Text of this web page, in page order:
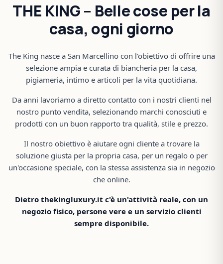
THE KING – Belle cose per la
casa, ogni giorno
The King nasce a San Marcellino con l'obiettivo di offrire una
selezione ampia e curata di biancheria per la casa,
pigiameria, intimo e articoli per la vita quotidiana.
Da anni lavoriamo a diretto contatto con i nostri clienti nel
nostro punto vendita, selezionando marchi conosciuti e
prodotti con un buon rapporto tra qualità, stile e prezzo.
Il nostro obiettivo è aiutare ogni cliente a trovare la
soluzione giusta per la propria casa, per un regalo o per
un'occasione speciale, con la stessa assistenza sia in negozio
che online.
Dietro thekingluxury.it c'è un'attività reale, con un
negozio fisico, persone vere e un servizio clienti
sempre disponibile.